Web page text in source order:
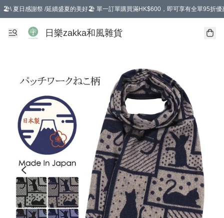
🏖️\ 夏日感謝祭 /延續盛夏的美好🏖️ 單一訂單購買滿HK$600，即可享有全單95折優
選擇GoGoX住宅/工商地址配送，單一訂單消費購物滿HK$680(折扣後），可享有
日樂zakka和風雜貨